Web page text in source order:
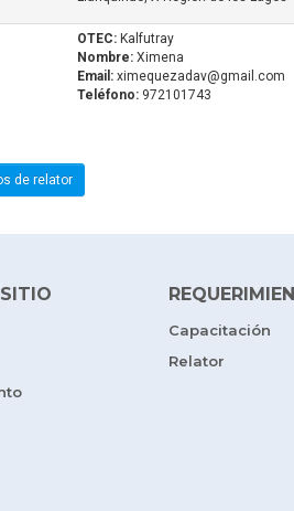
OTEC: Kalfutray
Nombre: Ximena
Email: ximequezadav@gmail.com
Teléfono: 972101743
de relator
Capacitación
Relator